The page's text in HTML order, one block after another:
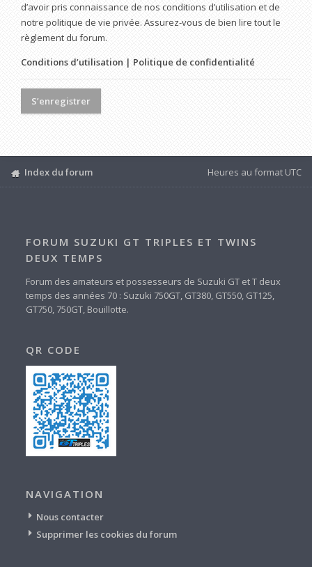
d’avoir pris connaissance de nos conditions d’utilisation et de
notre politique de vie privée. Assurez-vous de bien lire tout le
règlement du forum.
Conditions d’utilisation | Politique de confidentialité
S’enregistrer
Index du forum Heures au format UTC
FORUM SUZUKI GT TRIPLES ET TWINS
DEUX TEMPS
Forum des amateurs et possesseurs de Suzuki GT et T deux
temps des années 70 : Suzuki 750GT, GT380, GT550, GT125,
GT750, 750GT, Bouillotte.
QR CODE
NAVIGATION
Nous contacter
Supprimer les cookies du forum